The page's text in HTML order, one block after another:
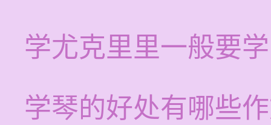
学尤克里里一般要
学琴的好处有哪些